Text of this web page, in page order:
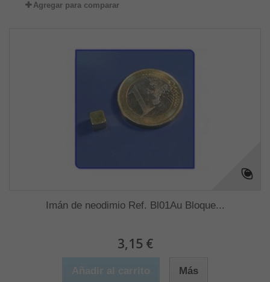
Agregar para comparar
Imán de neodimio Ref. Bl01Au Bloque...
3,15 €
Más